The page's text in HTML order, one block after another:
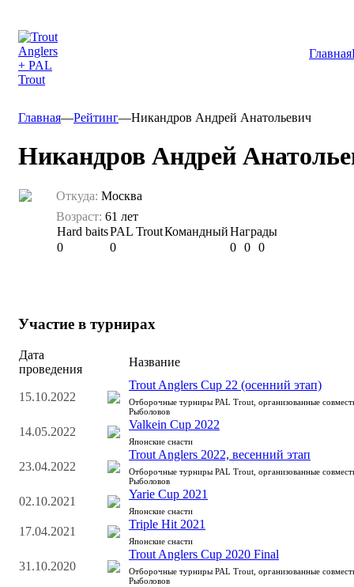
Главная
Главная—Рейтинг—Никандров Андрей Анатольевич
Никандров Андрей
Откуда: Москва
Возраст: 61 лет
Hard baitsPAL TroutКомандныйНаграды
0
0 0 0 0
Участие в турнирах
Дата
проведения
Название
15.10.2022
Trout Anglers Cup 22 (осенний этап)
Отборочные турниры PAL Trout, организованные
Рыболовов
14.05.2022
Valkein Cup 2022
Японские снасти
23.04.2022
Trout Anglers 2022, весенний этап
Отборочные турниры PAL Trout, организованные
Рыболовов
02.10.2021
Yarie Cup 2021
Японские снасти
17.04.2021
Triple Hit 2021
Японские снасти
31.10.2020
Trout Anglers Cup 2020 Final
Отборочные турниры PAL Trout, организованные
Рыболовов